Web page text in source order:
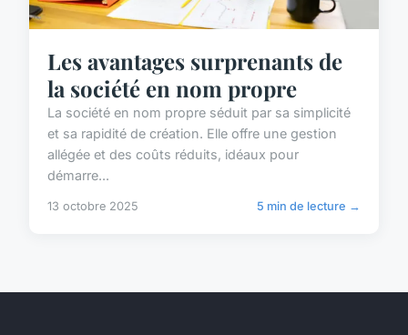
Les avantages surprenants de
la société en nom propre
La société en nom propre séduit par sa simplicité
et sa rapidité de création. Elle offre une gestion
allégée et des coûts réduits, idéaux pour
démarre...
13 octobre 2025 5 min de lecture →